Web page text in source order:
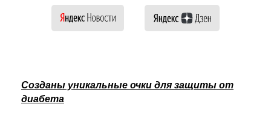
Созданы уникальные очки для защиты от
диабета